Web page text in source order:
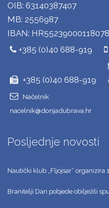
OIB: 63140387407
MB: 2556987
IBAN:
+385 (0)40 688-919
+385 (0)40 688-919
Načelnik
nacelnik@donjadubrava.hr
Posljednje novosti
Nautički klub „Fljojsar“ organizira
Branitelji Dan pobjede obilježili